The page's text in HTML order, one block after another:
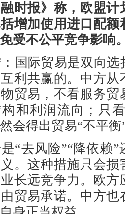
时报》称，欧盟
增加使用进口配
受不公平竞争影响
国际贸易是双向
利共赢的。中方
贸易，不看服务
和利润流向；只
会得出贸易“不平
“去风险”“降依赖
。这种措施只会
长远竞争力。欧
贸易承诺。中方